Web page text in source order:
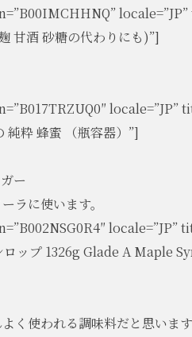
甘酒 砂糖の代わりにも)”]
locale=”JP”
純粋 蜂蜜 （瓶容器）”]
ー
ラに使います。
locale=”JP”
ロップ 1326g Glade A Maple
く使われる調味料だと思いま